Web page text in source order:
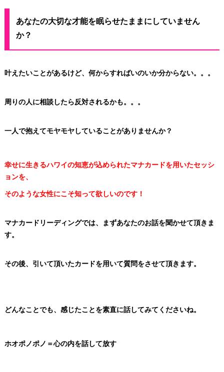
あなたの大切な才能を眠らせたままにしていません
か？
叶えたいことがあるけど、何からすればいのいか分からない。。。
周りの人に相談したら反対されるかも。。。
一人で抱えてモヤモヤしていることがありませんか？
幸せに生きるハワイの知恵が込められたマナカードを用いたセッシ
ョンを、
そのような女性にこそ知って欲しいのです！
マナカードリーディングでは、 まずあなたのお話を聞かせて頂きま
す。
その後、引いて頂いたカードを用いて質問をさせて頂きます。
どんなことでも、感じたことを素直に話してみてくださいね。
ホオポノポノ＝心の内を話して放す